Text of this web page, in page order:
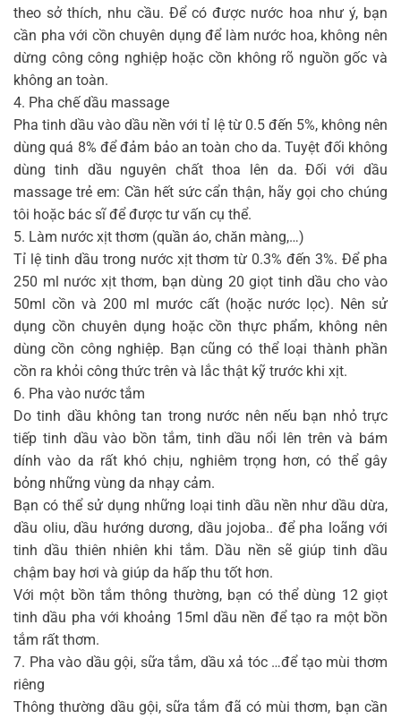
theo sở thích, nhu cầu. Để có được nước hoa như ý, bạn
cần pha với cồn chuyên dụng để làm nước hoa, không nên
dừng công công nghiệp hoặc cồn không rõ nguồn gốc và
không an toàn.
4. Pha chế dầu massage
Pha tinh dầu vào dầu nền với tỉ lệ từ 0.5 đến 5%, không nên
dùng quá 8% để đảm bảo an toàn cho da. Tuyệt đối không
dùng tinh dầu nguyên chất thoa lên da. Đối với dầu
massage trẻ em: Cần hết sức cẩn thận, hãy gọi cho chúng
tôi hoặc bác sĩ để được tư vấn cụ thể.
5. Làm nước xịt thơm (quần áo, chăn màng,…)
Tỉ lệ tinh dầu trong nước xịt thơm từ 0.3% đến 3%. Để pha
250 ml nước xịt thơm, bạn dùng 20 giọt tinh dầu cho vào
50ml cồn và 200 ml mước cất (hoặc nước lọc). Nên sử
dụng cồn chuyên dụng hoặc cồn thực phẩm, không nên
dùng cồn công nghiệp. Bạn cũng có thể loại thành phần
cồn ra khỏi công thức trên và lắc thật kỹ trước khi xịt.
6. Pha vào nước tắm
Do tinh dầu không tan trong nước nên nếu bạn nhỏ trực
tiếp tinh dầu vào bồn tắm, tinh dầu nổi lên trên và bám
dính vào da rất khó chịu, nghiêm trọng hơn, có thể gây
bỏng những vùng da nhạy cảm.
Bạn có thể sử dụng những loại tinh dầu nền như dầu dừa,
dầu oliu, dầu hướng dương, dầu jojoba.. để pha loãng với
tinh dầu thiên nhiên khi tắm. Dầu nền sẽ giúp tinh dầu
chậm bay hơi và giúp da hấp thu tốt hơn.
Với một bồn tắm thông thường, bạn có thể dùng 12 giọt
tinh dầu pha với khoảng 15ml dầu nền để tạo ra một bồn
tắm rất thơm.
7. Pha vào dầu gội, sữa tắm, dầu xả tóc …để tạo mùi thơm
riêng
Thông thường dầu gội, sữa tắm đã có mùi thơm, bạn cần